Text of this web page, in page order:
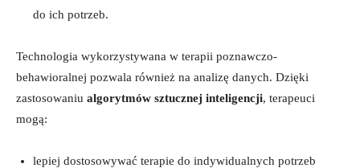
do ich potrzeb.
Technologia wykorzystywana‌ w terapii poznawczo-
behawioralnej pozwala również na analizę danych. Dzięki
zastosowaniu algorytmów sztucznej inteligencji,‌ terapeuci
mogą:
lepiej dostosowywać‍ terapie do ⁢indywidualnych potrzeb⁣